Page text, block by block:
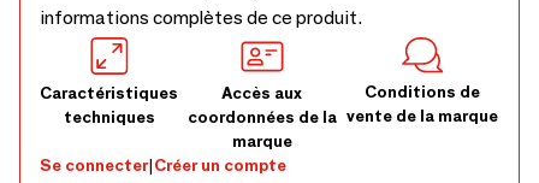
informations complètes de ce produit.
Caractéristiques
techniques
Accès aux
coordonnées de la
marque
Conditions de
vente de la marque
Se connecter|Créer un compte